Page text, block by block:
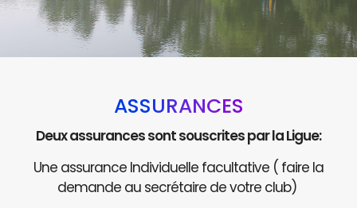
ASSURANCES
Deux assurances sont souscrites par la Ligue:
Une assurance Individuelle facultative ( faire la
demande au secrétaire de votre club)